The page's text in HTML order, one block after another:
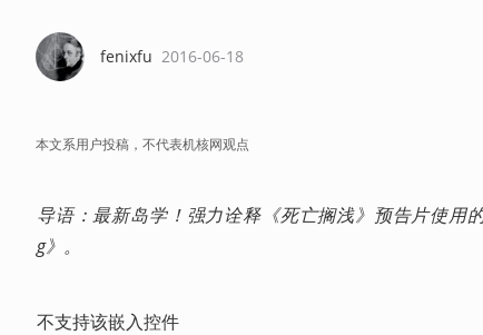
fenixfu 2016-06-18
本文系用户投稿，不代表机核网观点
导语：最新岛学！强力诠释《死亡搁浅》预告片使用
g》。
不支持该嵌入控件